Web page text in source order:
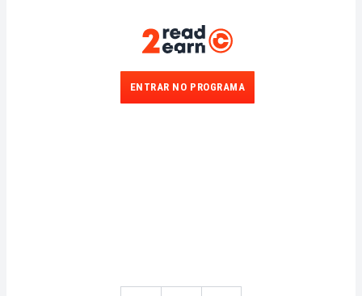
ENTRAR NO PROGRAMA